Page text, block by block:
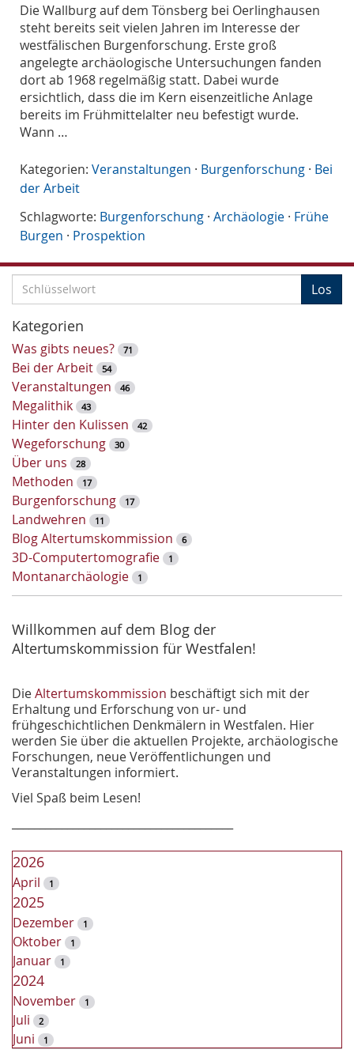
Die Wallburg auf dem Tönsberg bei Oerlinghausen
steht bereits seit vielen Jahren im Interesse der
westfälischen Burgenforschung. Erste groß
angelegte archäologische Untersuchungen fanden
dort ab 1968 regelmäßig statt. Dabei wurde
ersichtlich, dass die im Kern eisenzeitliche Anlage
bereits im Frühmittelalter neu befestigt wurde.
Wann …
Kategorien: Veranstaltungen · Burgenforschung · Bei
der Arbeit
Schlagworte: Burgenforschung · Archäologie · Frühe
Burgen · Prospektion
c
h
l
ü
s
s
e
l
w
o
r
t
-
S
u
c
e
Los
Kategorien
Was gibts neues? 71
Bei der Arbeit 54
Veranstaltungen 46
Megalithik 43
Hinter den Kulissen 42
Wegeforschung 30
Über uns 28
Methoden 17
Burgenforschung 17
Landwehren 11
Blog Altertumskommission 6
3D-Computertomografie 1
Montanarchäologie 1
Willkommen auf dem Blog der
Altertumskommission für Westfalen!
DieAltertumskommission beschäftigt sich mit der
Erhaltung und Erforschung von ur- und
frühgeschichtlichen Denkmälern in Westfalen. Hier
werden Sie über die aktuellen Projekte, archäologische
Forschungen, neue Veröffentlichungen und
Veranstaltungen informiert.
Viel Spaß beim Lesen!
2026
April 1
2025
Dezember 1
Oktober 1
Januar 1
2024
November 1
Juli 2
Juni 1